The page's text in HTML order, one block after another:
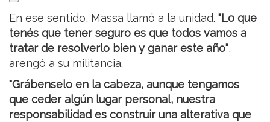
En ese sentido, Massa llamó a la unidad. "Lo que
tenés que tener seguro es que todos vamos a
tratar de resolverlo bien y ganar este año",
arengó a su militancia.
"Grábenselo en la cabeza, aunque tengamos
que ceder algún lugar personal, nuestra
responsabilidad es construir una alterativa que